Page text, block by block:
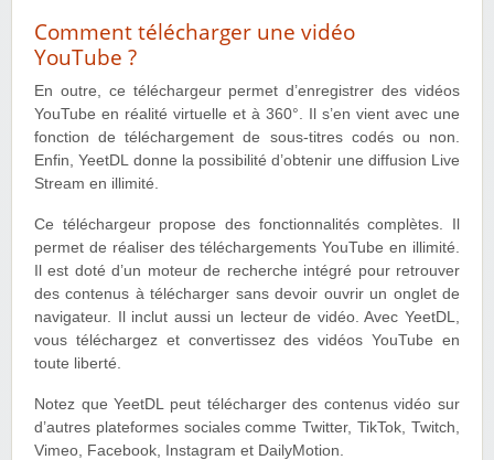
Comment télécharger une vidéo
YouTube ?
En outre, ce téléchargeur permet d’enregistrer des vidéos
YouTube en réalité virtuelle et à 360°. Il s’en vient avec une
fonction de téléchargement de sous-titres codés ou non.
Enfin, YeetDL donne la possibilité d’obtenir une diffusion Live
Stream en illimité.
Ce téléchargeur propose des fonctionnalités complètes. Il
permet de réaliser des téléchargements YouTube en illimité.
Il est doté d’un moteur de recherche intégré pour retrouver
des contenus à télécharger sans devoir ouvrir un onglet de
navigateur. Il inclut aussi un lecteur de vidéo. Avec YeetDL,
vous téléchargez et convertissez des vidéos YouTube en
toute liberté.
Notez que YeetDL peut télécharger des contenus vidéo sur
d’autres plateformes sociales comme Twitter, TikTok, Twitch,
Vimeo, Facebook, Instagram et DailyMotion.